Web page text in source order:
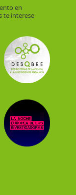
en
te interese